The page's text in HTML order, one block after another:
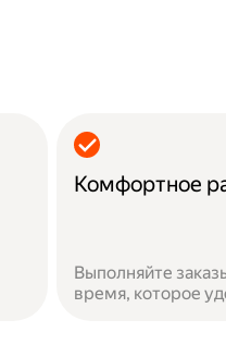
Комфортное
Выполняйте
время, которое